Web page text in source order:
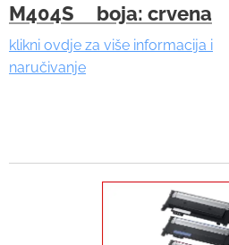
M404S boja: crvena
klikni ovdje za više informacija i
naručivanje